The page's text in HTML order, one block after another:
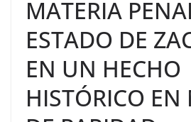
MATERIA
ESTADO DE
EN UN HECHO
HISTÓRICO EN